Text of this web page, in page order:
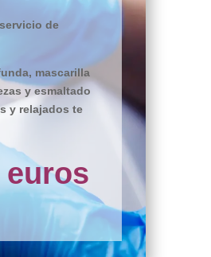
de
mascarilla
y esmaltado
y relajados te